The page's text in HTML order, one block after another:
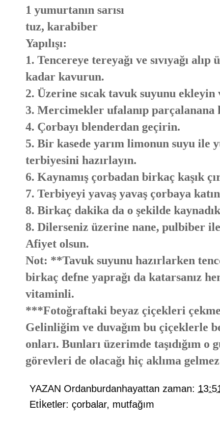
1 yumurtanın sarısı
tuz, karabiber
Yapılışı:
1. Tencereye tereyağı ve sıvıyağı
kadar kavurun.
2. Üzerine sıcak tavuk suyunu
3. Mercimekler ufalanıp
4. Çorbayı blenderdan geçirin.
5. Bir kasede yarım limonun suyu ile
terbiyesini hazırlayın.
6. Kaynamış çorbadan birkaç kaşık
7. Terbiyeyi yavaş yavaş çorbaya
8. Birkaç dakika da o şekilde
8. Dilerseniz üzerine nane, pulbiber
Afiyet olsun.
Not: **Tavuk suyunu hazırlarken
birkaç defne yaprağı da katarsanız
vitaminli.
***Fotoğraftaki beyaz çiçekleri
Gelinliğim ve duvağım bu çiçeklerle
onları. Bunları üzerimde taşıdığım
görevleri de olacağı hiç aklıma
YAZAN Ordanburdanhayattan zaman:
Etİketler: çorbalar, mutfağım